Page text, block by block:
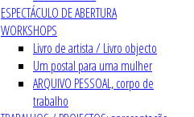
ESPECTÁCULO DE ABERTURA
WORKSHOPS
Livro de artista / Livro objecto
Um postal para uma mulher
ARQUIVO PESSOAL, corpo de
trabalho